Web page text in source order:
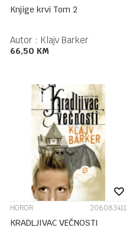
Knjige krvi Tom 2
Autor : Klajv Barker
66,50 KM
HOROR 206083411
KRADLJIVAC VEČNOSTI